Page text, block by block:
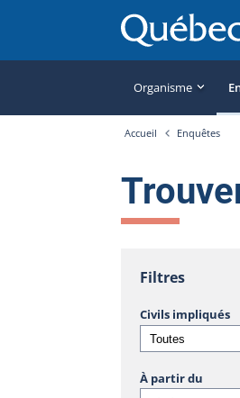
Organisme
Accueil Enquêtes
Filtres
Civils impliqués
À partir du